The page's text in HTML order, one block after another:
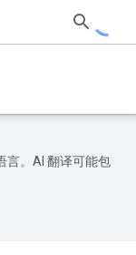
言。AI 翻译可能包